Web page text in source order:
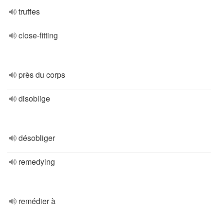
truffes
close-fitting
près du corps
disoblige
désobliger
remedying
remédier à